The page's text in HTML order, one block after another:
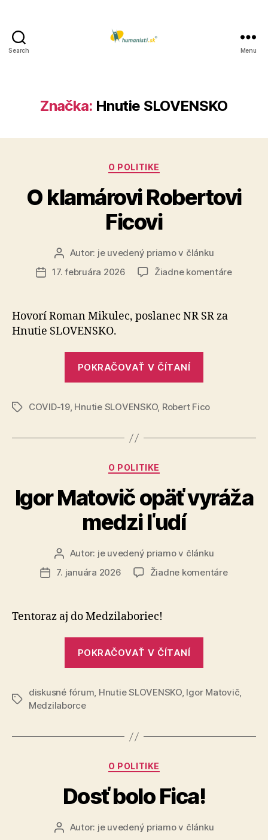
Search Menu
Značka: Hnutie SLOVENSKO
Kategórie
O POLITIKE
O klamárovi Robertovi
Ficovi
Autor
článku
Autor: je uvedený priamo v článku
Dátum
17. februára 2026 Žiadne komentárena
Hovorí Roman Mikulec, poslanec NR SR za
Hnutie SLOVENSKO.
POKRAČOVAŤ V ČÍTANÍ
Ficovi“
ZnačkyCOVID-19, Hnutie SLOVENSKO, Robert Fico
Kategórie
O POLITIKE
Igor Matovič opäť vyráža
medzi ľudí
Autor
článku
Autor: je uvedený priamo v článku
Dátum
7. januára 2026 Žiadne komentárena
Tentoraz aj do Medzilaboriec!
POKRAČOVAŤ V ČÍTANÍ
vyráža
Značky
diskusné fórum, Hnutie SLOVENSKO, Igor Matovič,
Medzilaborce
Kategórie
O POLITIKE
Dosť bolo Fica!
AutorAutor: je uvedený priamo v článku